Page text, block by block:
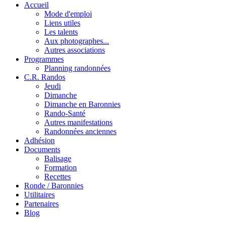
Accueil
Mode d'emploi
Liens utiles
Les talents
Aux photographes...
Autres associations
Programmes
Planning randonnées
C.R. Randos
Jeudi
Dimanche
Dimanche en Baronnies
Rando-Santé
Autres manifestations
Randonnées anciennes
Adhésion
Documents
Balisage
Formation
Recettes
Ronde / Baronnies
Utilitaires
Partenaires
Blog